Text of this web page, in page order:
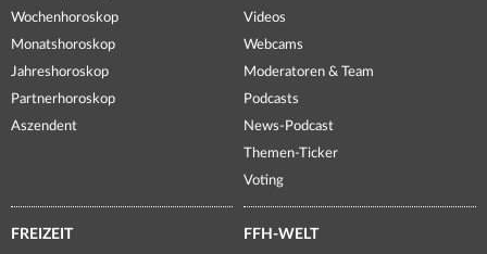
Wochenhoroskop
Monatshoroskop
Jahreshoroskop
Partnerhoroskop
Aszendent
Videos
Webcams
Moderatoren & Team
Podcasts
News-Podcast
Themen-Ticker
Voting
FREIZEIT FFH-WELT